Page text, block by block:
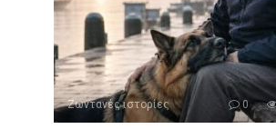
Ζωντανές ιστορίες 0